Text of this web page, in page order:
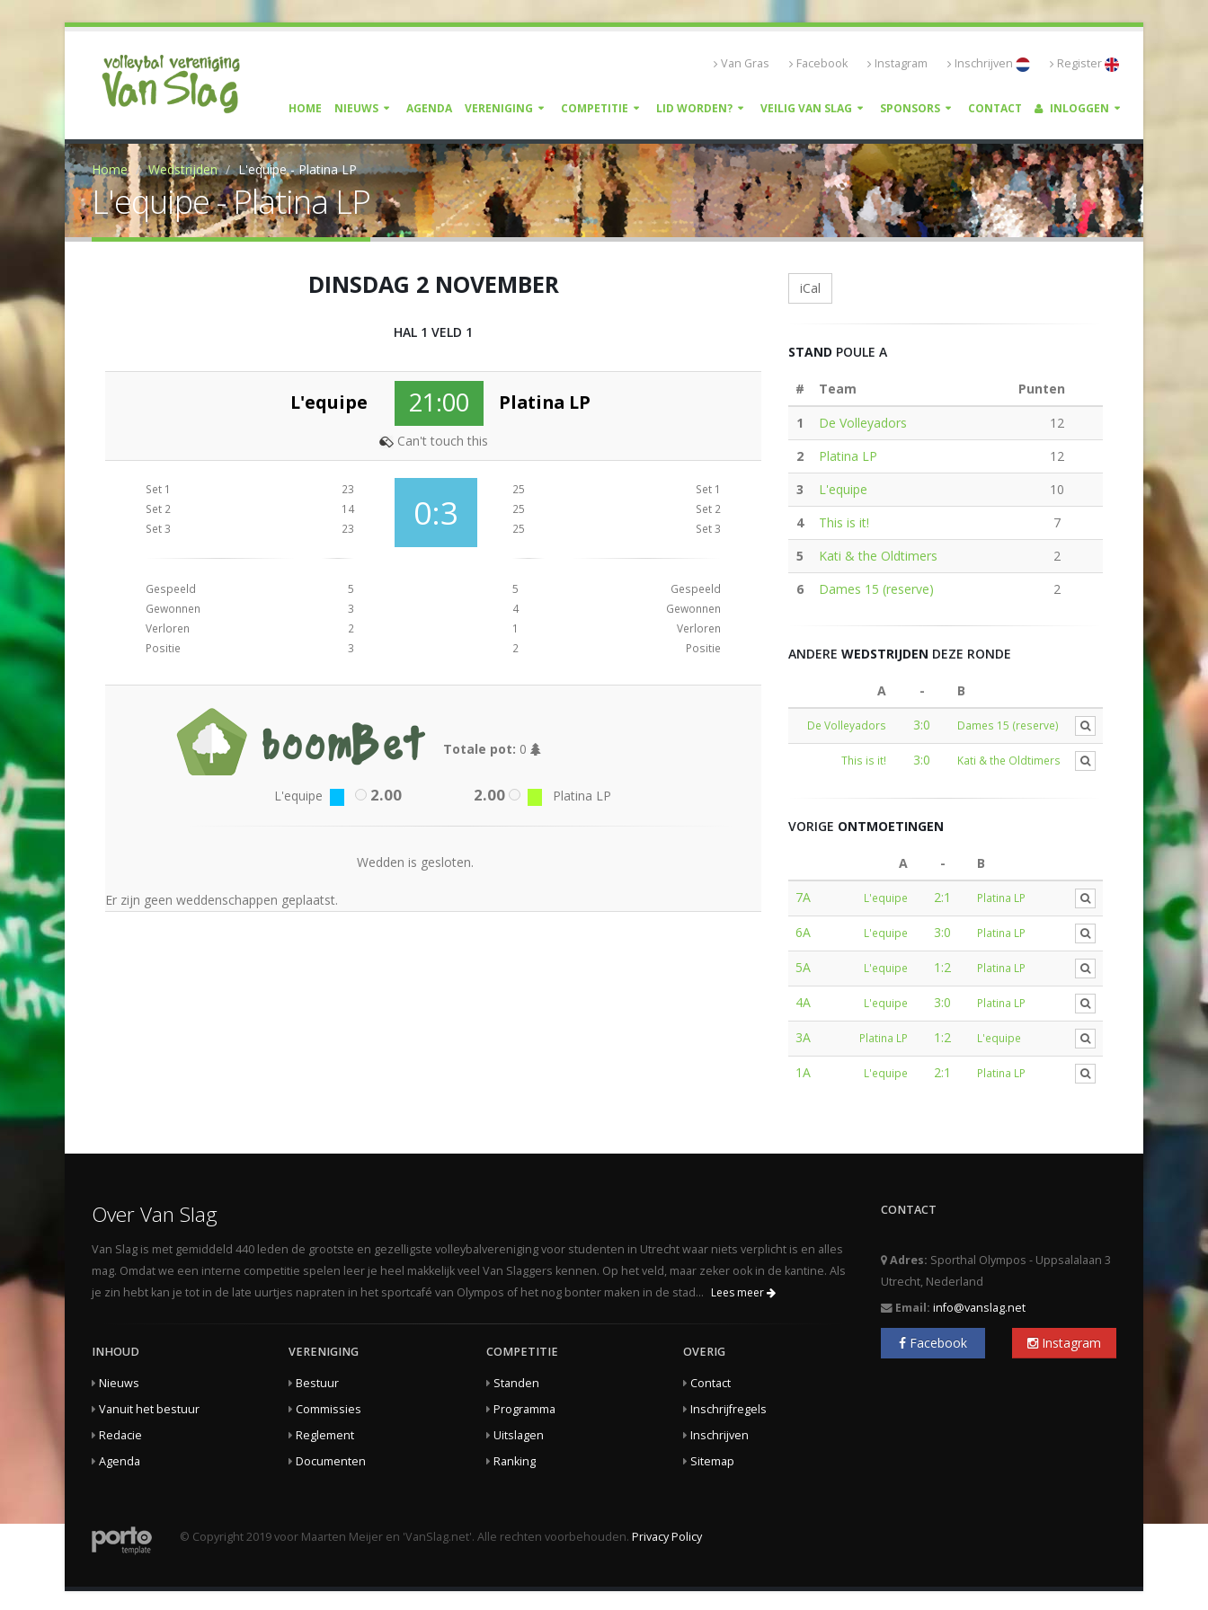
Van Gras Facebook Instagram Inschrijven Register
HOME NIEUWS AGENDA VERENIGING COMPETITIE LID WORDEN? VEILIG VAN SLAG SPONSORS CONTACT INLOGGEN
Home Wedstrijden L'equipe - Platina LP
L'equipe - Platina LP
DINSDAG 2 NOVEMBER
HAL 1 VELD 1
L'equipe 21:00 Platina LP
Can't touch this
Set 1
Set 2
Set 3
Gespeeld
Gewonnen
Verloren
Positie
23
14
23
5
3
2
3
0:3
25
25
25
5
4
1
2
Set 1
Set 2
Set 3
Gespeeld
Gewonnen
Verloren
Positie
Totale pot: 0
L'equipe 2.00 2.00 Platina LP
Wedden is gesloten.
Er zijn geen weddenschappen geplaatst.
iCal
STAND POULE A
# Team
Punten
1
De Volleyadors
12
2
Platina LP
12
3
L'equipe
10
4
This is it!
7
5
Kati & the Oldtimers
2
6
Dames 15 (reserve) 2
ANDERE WEDSTRIJDEN DEZE RONDE
A - B
De Volleyadors 3:0 Dames 15 (reserve)
This is it! 3:0 Kati & the Oldtimers
VORIGE ONTMOETINGEN
A -
B
7A
L'equipe 2:1 Platina LP
6A L'equipe 3:0 Platina LP
5A L'equipe 1:2 Platina LP
4A L'equipe 3:0 Platina LP
3A Platina LP 1:2 L'equipe
1A L'equipe 2:1 Platina LP
Over Van Slag
Van Slag is met gemiddeld 440 leden de grootste en gezelligste volleybalvereniging voor studenten in Utrecht waar niets verplicht is en alles
mag. Omdat we een interne competitie spelen leer je heel makkelijk veel Van Slaggers kennen. Op het veld, maar zeker ook in de kantine. Als
je zin hebt kan je tot in de late uurtjes napraten in het sportcafé van Olympos of het nog bonter maken in de stad... Lees meer
INHOUD
Nieuws
Vanuit het bestuur
Redacie
Agenda
VERENIGING
Bestuur
Commissies
Reglement
Documenten
COMPETITIE
Standen
Programma
Uitslagen
Ranking
OVERIG
Contact
Inschrijfregels
Inschrijven
Sitemap
CONTACT
Adres: Sporthal Olympos - Uppsalalaan 3
Utrecht, Nederland
Email: info@vanslag.net
Facebook Instagram
© Copyright 2019 voor Maarten Meijer en 'VanSlag.net'. Alle rechten voorbehouden. Privacy Policy